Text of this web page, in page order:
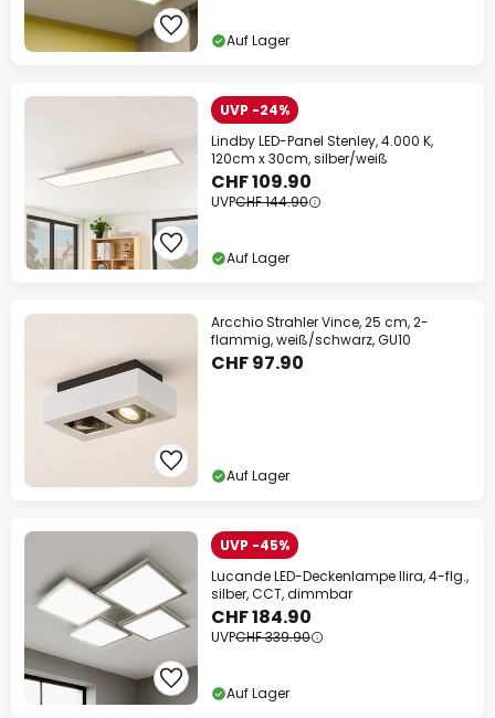
Auf Lager
UVP -24%
Lindby LED-Panel Stenley, 4.000 K,
120cm x 30cm, silber/weiß
CHF 109.90
UVPCHF 144.90
Auf Lager
Arcchio Strahler Vince, 25 cm, 2-
flammig, weiß/schwarz, GU10
CHF 97.90
Auf Lager
UVP -45%
Lucande LED-Deckenlampe Ilira, 4-flg.,
silber, CCT, dimmbar
CHF 184.90
UVPCHF 339.90
Auf Lager